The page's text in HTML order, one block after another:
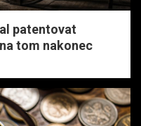
patentovat
tom nakonec